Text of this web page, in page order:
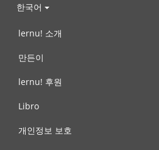
한국어
lernu! 소개
만든이
lernu! 후원
Libro
개인정보 보호